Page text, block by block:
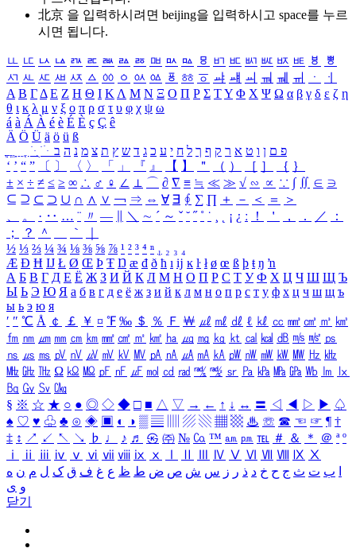
北京 을 입력하시려면 beijing을 입력하시고 space를 누르
시면 됩니다.
ㅥ ㅦ ㅧ ㅨ ㅩ ㅪ ㅫ ㅬ ㅭ ㅮ ㅯ ㅰ ㅱ ㅲ ㅳ ㅴ ㅵ ㅶ ㅷ ㅸ
ㅹ
ㅺ ㅻ ㅼ ㅽ ㅾ ㅿ ㆀ ㆁ ㆂ ㆃ ㆄ ㆅ ㆆ ㆇ ㆈ ㆉ ㆊ ㆋ ㆌ ㆍ
ㆎ
Α Β ΓΔ Ε Ζ Η Θ Ι ΚΛ Μ Ν Ξ Ο Π Ρ Σ ΤΥ Φ Χ Ψ Ω α β γ δ ε ζ η
θ ι κ λ μ ν ξ ο π ρ σ τ υ φ χ ψ ω
á à Á À é è É È ç Ç ê
Ä Ö Ü ä ö ü ß
ִֶֹ ֻּ ׁׂ פ ם ן ו ט א ר ק ף ך ל ח י ע כ ג ד ש ץ ת צ מ נ ה ב
‘ ’ “ ” 〔 〕 〈 〉 「 」 『 』 【 】 ＂ （ ） ［ ］ ｛ ｝
± × ÷ ≠ ≤ ≥ ∞ ∴ ♂ ♀ ∠ ⊥ ⌒ ∂ ∇ ≡ ≒ ≪ ≫ √ ∽ ∝ ∵ ∫ ∬ ∈ ∋
⊆ ⊇ ⊂ ⊃ ∪ ∩ ∧ ∨ ￢ ⇒ ⇔ ∀ ∃ ∮ ∑ ∏ ＋ － ＜ ＝
＞
、
。 · ‥ … ¨ 〃 ― ＼ ∼ ´ ～ ˇ ˘ ˝ ˚ ˙ ¸ ¡ ¿ ː ！ ＇ ， ． ／
：
；
？ ＾ ｀
½ ⅓ ⅔ ¼ ¾ ⅛ ⅜ ⅝ ⅞ ¹ ² ³ ⁴ ⁿ ₁ ₂ ₃ ₄
Æ Ð Ħ Ĳ Ł Ø Œ Þ Ŧ Ŋ æ đ ð ħ ı ĳ ĸ ŀ ł ø œ ß þ ŧ ŋ ŉ
А Б В Г Д Е Ё Ж З И Й К Л М Н О П Р С Т У Ф Х Ц Ч Ш Щ Ъ
Ы Ь Э Ю Я а б в г д е ё ж з и й к л м н о п р с т у ф х ц ч ш щ ъ
ы ь э ю я
′ ″ ℃ Å ￠ ￡ ￥ ¤ ℉ ‰ ＄ ％ Ｆ ￦ ㎕ ㎖ ㎗ ℓ ㎘ ㏄ ㎣ ㎤ ㎥ ㎦
㎙ ㎚ ㎛ ㎜ ㎝ ㎞ ㎟ ㎠ ㎡ ㎢ ㏊ ㎍ ㎎ ㎏ ㏏ ㎈ ㎉ ㏈ ㎧ ㎨ ㎰
㎱ ㎲ ㎳ ㎴ ㎵ ㎶ ㎷ ㎸ ㎹ ㎀ ㎁ ㎂ ㎃ ㎄ ㎺ ㎻ ㎽ ㎾ ㎿ ㎐ ㎑
㎒ ㎓ ㎔ Ω ㏀ ㏁ ㎊ ㎋ ㎌ ㏖ ㏅ ㎭ ㎮ ㎯ ㏛ ㎩ ㎪ ㎫ ㎬ ㏝ ㏐
㏓
㏃ ㏉ ㏜ ㏆
§ ※ ☆ ★ ○ ● ◎ ◇ ◆ □ ■ △ ▽ → ← ↑ ↓ ↔ 〓 ◁ ◀ ▷ ▶ ♤
♠ ♡ ♥ ♧ ♣ ⊙ ◈ ▣ ◐ ◑ ▒ ▤ ▨ ▧ ▦ ▩ ♨ ☏ ☎ ☜ ☞ ¶ †
‡ ↕ ↗ ↙ ↖ ↘ ♭ ♩ ♪ ♬ ㉿ ㈜ № ㏇ ™ ㏂ ㏘ ℡ ＃ ＆ ＊ ＠ ª º
ⅰ
ⅱ ⅲ ⅳ ⅴ ⅵ ⅶ ⅷ ⅸ ⅹ Ⅳ Ⅴ Ⅵ Ⅶ Ⅷ Ⅸ Ⅹ
ب ت ث ج ح خ د ذ ر ز س ش ص ض ط ظ ع غ ف ق ک ل م ن ه
و ی
닫기